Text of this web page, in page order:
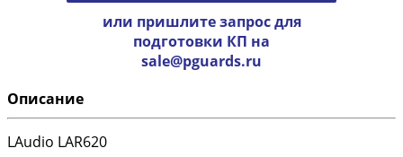
или пришлите запрос для
подготовки КП на
sale@pguards.ru
Описание
LAudio LAR620